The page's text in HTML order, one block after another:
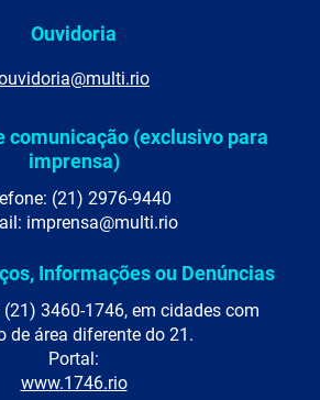
Ouvidoria
comunicação (exclusivo para
imprensa)
(21) 2976-9440
imprensa@multi.rio
Informações ou Denúncias
3460-1746, em cidades com
de área diferente do 21.
Portal:
www.1746.rio